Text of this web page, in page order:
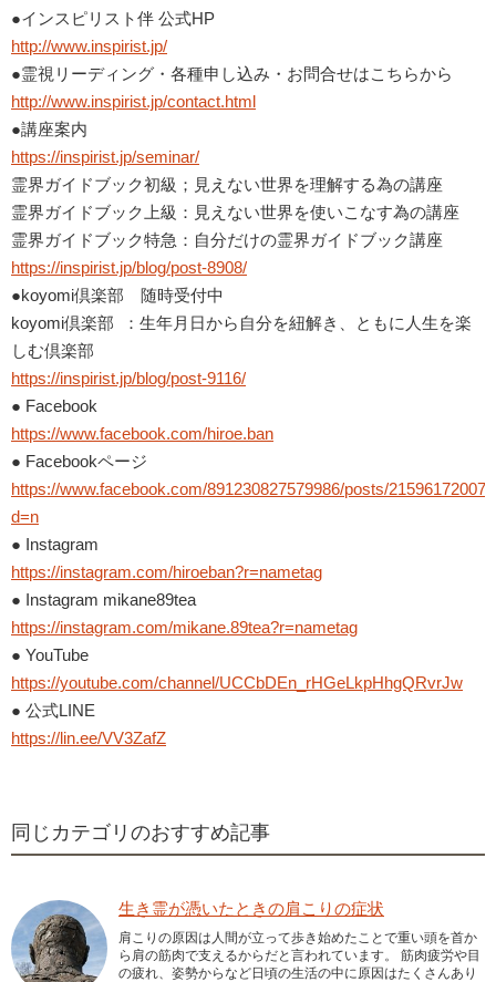
●インスピリスト伴 公式HP
http://www.inspirist.jp/
●霊視リーディング・各種申し込み・お問合せはこちらから
http://www.inspirist.jp/contact.html
●講座案内
https://inspirist.jp/seminar/
霊界ガイドブック初級；見えない世界を理解する為の講座
霊界ガイドブック上級：見えない世界を使いこなす為の講座
霊界ガイドブック特急：自分だけの霊界ガイドブック講座
https://inspirist.jp/blog/post-8908/
●koyomi倶楽部 随時受付中
koyomi倶楽部 ：生年月日から自分を紐解き、ともに人生を楽
しむ倶楽部
https://inspirist.jp/blog/post-9116/
● Facebook
https://www.facebook.com/hiroe.ban
● Facebookページ
https://www.facebook.com/891230827579986/posts/
d=n
● Instagram
https://instagram.com/hiroeban?r=nametag
● Instagram mikane89tea
https://instagram.com/mikane.89tea?r=nametag
● YouTube
https://youtube.com/channel/UCCbDEn_rHGeLkpHhgQRvrJw
● 公式LINE
https://lin.ee/VV3ZafZ
同じカテゴリのおすすめ記事
生き霊が憑いたときの肩こりの症状
肩こりの原因は人間が立って歩き始めたことで重い頭を首か
ら肩の筋肉で支えるからだと言われています。 筋肉疲労や目
の疲れ、姿勢からなど日頃の生活の中に原因はたくさんあり